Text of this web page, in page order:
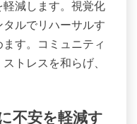
るユニーク
視覚化技術、コミ
はアスリートが現